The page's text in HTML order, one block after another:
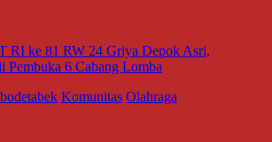
Komunitas Olahraga